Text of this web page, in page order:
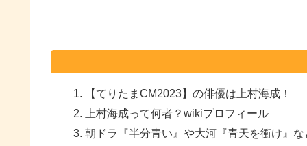
【てりたまCM2023】の俳優は上村海成！
上村海成って何者？wikiプロフィール
朝ドラ『半分青い』や大河『青天を衝け』